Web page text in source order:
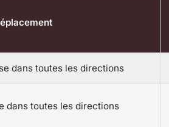
dans toutes les directions
dans toutes les directions